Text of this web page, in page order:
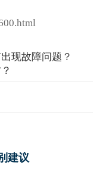
现故障问题？
建议